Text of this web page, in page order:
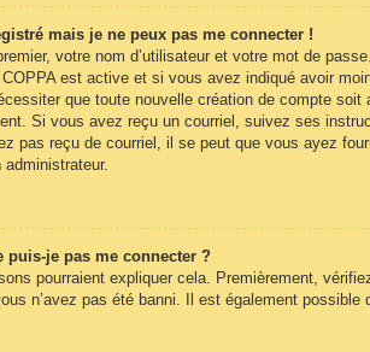
mais je ne peux pas me connecter !
votre nom d’utilisateur et votre mot de
est active et si vous avez indiqué avoir
que toute nouvelle création de compte
Si vous avez reçu un courriel, suivez ses
pas reçu de courriel, il se peut que vous ayez
puis-je pas me connecter ?
pourraient expliquer cela. Premièrement,
n’avez pas été banni. Il est également